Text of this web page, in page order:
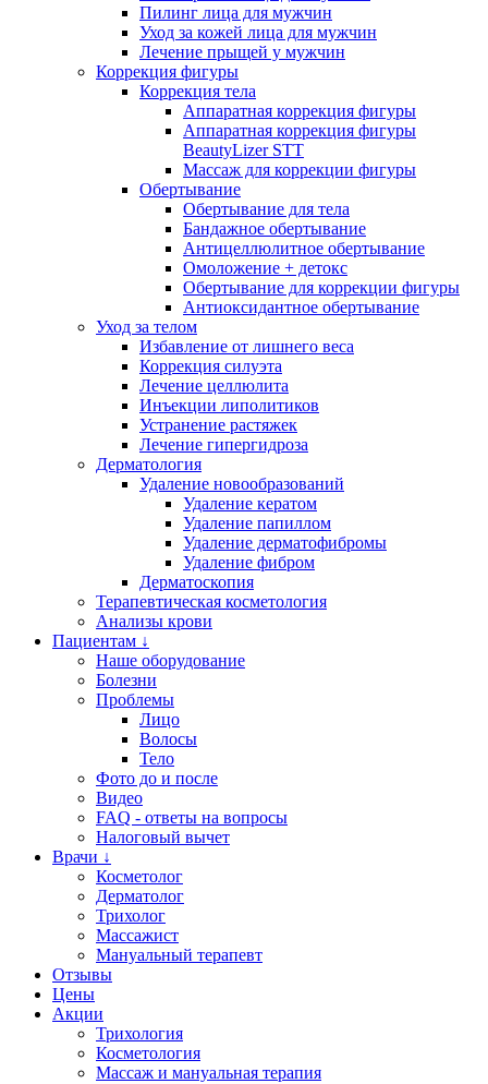
Пилинг лица для мужчин
Уход за кожей лица для мужчин
Лечение прыщей у мужчин
Коррекция фигуры
Коррекция тела
Аппаратная коррекция фигуры
Аппаратная коррекция фигуры
BeautyLizer STT
Массаж для коррекции фигуры
Обертывание
Обертывание для тела
Бандажное обертывание
Антицеллюлитное обертывание
Омоложение + детокс
Обертывание для коррекции фигуры
Антиоксидантное обертывание
Уход за телом
Избавление от лишнего веса
Коррекция силуэта
Лечение целлюлита
Инъекции липолитиков
Устранение растяжек
Лечение гипергидроза
Дерматология
Удаление новообразований
Удаление кератом
Удаление папиллом
Удаление дерматофибромы
Удаление фибром
Дерматоскопия
Терапевтическая косметология
Анализы крови
Пациентам ↓
Наше оборудование
Болезни
Проблемы
Лицо
Волосы
Тело
Фото до и после
Видео
FAQ - ответы на вопросы
Налоговый вычет
Врачи ↓
Косметолог
Дерматолог
Трихолог
Массажист
Мануальный терапевт
Отзывы
Цены
Акции
Трихология
Косметология
Массаж и мануальная терапия